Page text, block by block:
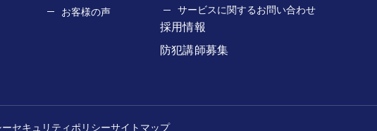
お客様の声
サービスに関するお問い合わせ
採用情報
防犯講師募集
セキュリティポリシーサイトマップ